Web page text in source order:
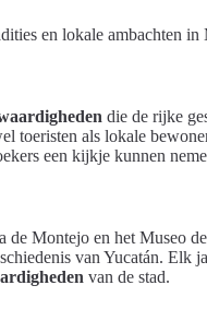
die de rijke
toeristen als lokale
een kijkje kunnen
de Montejo en het Museo
van Yucatán. Elk
van de stad.